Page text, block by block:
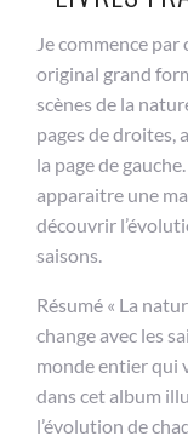
Je commence par
original grand
scènes de la
pages de droites,
la page de
apparaitre une
découvrir
saisons.
Résumé « La
change avec les
monde entier qui
dans cet album
l’évolution de